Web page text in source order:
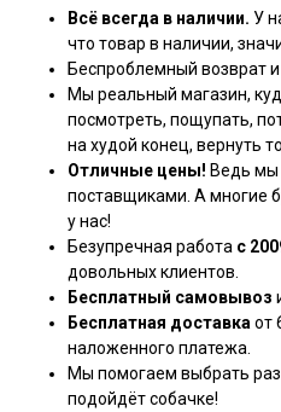
Всё всегда в наличии. У
что товар в наличии,
Беспроблемный возврат
Мы реальный магазин,
посмотреть, пощупать,
на худой конец, вернуть
Отличные цены! Ведь мы
поставщиками. А многие
у нас!
Безупречная работа с
довольных клиентов.
Бесплатный самовывоз
Бесплатная доставка от
наложенного платежа.
Мы помогаем выбрать
подойдёт собачке!